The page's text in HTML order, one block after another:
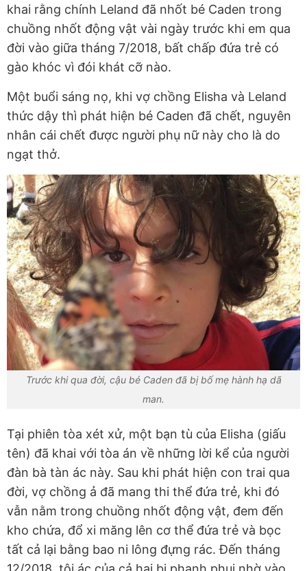
khai rằng chính Leland đã nhốt bé Caden trong
chuồng nhốt động vật vài ngày trước khi em qua
đời vào giữa tháng 7/2018, bất chấp đứa trẻ có
gào khóc vì đói khát cỡ nào.
Một buổi sáng nọ, khi vợ chồng Elisha và Leland
thức dậy thì phát hiện bé Caden đã chết, nguyên
nhân cái chết được người phụ nữ này cho là do
ngạt thở.
Trước khi qua đời, cậu bé Caden đã bị bố mẹ hành hạ dã
man.
Tại phiên tòa xét xử, một bạn tù của Elisha (giấu
tên) đã khai với tòa án về những lời kể của người
đàn bà tàn ác này. Sau khi phát hiện con trai qua
đời, vợ chồng ả đã mang thi thể đứa trẻ, khi đó
vẫn nằm trong chuồng nhốt động vật, đem đến
kho chứa, đổ xi măng lên cơ thể đứa trẻ và bọc
tất cả lại bằng bao ni lông đựng rác. Đến tháng